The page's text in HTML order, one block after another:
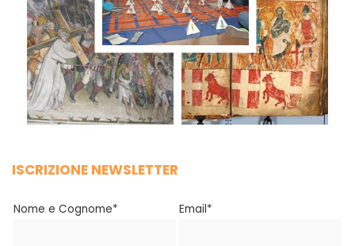
ISCRIZIONE NEWSLETTER
Nome e Cognome* Email*